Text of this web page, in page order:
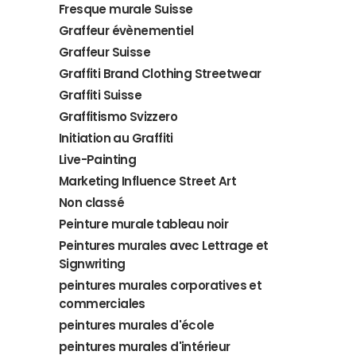
Fresque murale Suisse
Graffeur évènementiel
Graffeur Suisse
Graffiti Brand Clothing Streetwear
Graffiti Suisse
Graffitismo Svizzero
Initiation au Graffiti
Live-Painting
Marketing Influence Street Art
Non classé
Peinture murale tableau noir
Peintures murales avec Lettrage et
Signwriting
peintures murales corporatives et
commerciales
peintures murales d'école
peintures murales d'intérieur